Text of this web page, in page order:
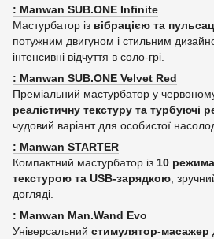
: Manwan SUB.ONE Infinite
Мастурбатор із вібрацією та
потужним двигуном і стильним
інтенсивні відчуття в соло‑грі.
: Manwan SUB.ONE Velvet Red
Преміальний мастурбатор у
реалістичну текстуру та турбуючі
чудовий варіант для особистої
: Manwan STARTER
Компактний мастурбатор із 10
текстурою та USB‑зарядкою ,
догляді.
: Manwan Man.Wand Evo
Універсальний стимулятор‑масажер